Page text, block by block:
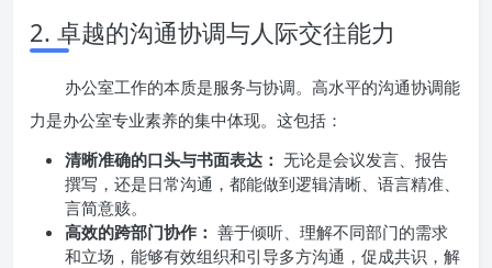
2. 卓越的沟通协调与人际交往能力
办公室工作的本质是服务与协调。高水平的沟通协调能
力是办公室专业素养的集中体现。这包括：
清晰准确的口头与书面表达： 无论是会议发言、报告
撰写，还是日常沟通，都能做到逻辑清晰、语言精准、
言简意赅。
高效的跨部门协作： 善于倾听、理解不同部门的需求
和立场，能够有效组织和引导多方沟通，促成共识，解